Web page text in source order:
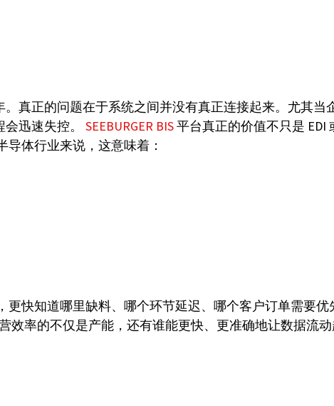
。真正的问题在于系统之间并没有真正连接起来。尤其
迅速失控。
SEEBURGER BIS平台真正的价值不只是 EDI
体行业来说，这意味着：
快知道哪里缺料、哪个环节延迟、哪个客户订单需要
率的不仅是产能，还有谁能更快、更准确地让数据流动